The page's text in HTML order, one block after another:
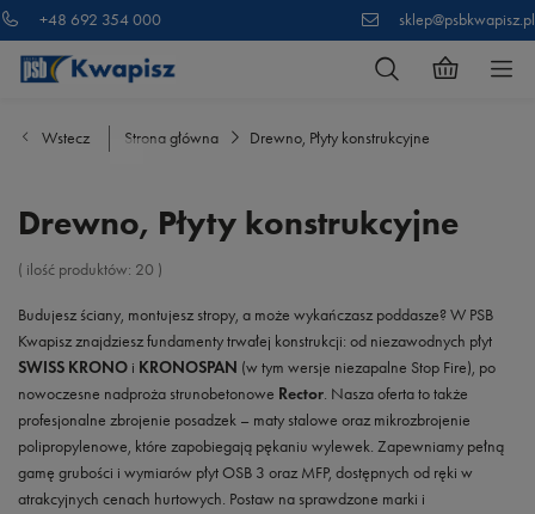
+48 692 354 000 sklep@psbkwapisz.pl
Wstecz Strona główna Drewno, Płyty konstrukcyjne
Drewno, Płyty konstrukcyjne
( ilość produktów: 20 )
Budujesz ściany, montujesz stropy, a może wykańczasz poddasze? W PSB
Kwapisz znajdziesz fundamenty trwałej konstrukcji: od niezawodnych płyt
SWISS KRONO i KRONOSPAN (w tym wersje niezapalne Stop Fire), po
nowoczesne nadproża strunobetonowe Rector. Nasza oferta to także
profesjonalne zbrojenie posadzek – maty stalowe oraz mikrozbrojenie
polipropylenowe, które zapobiegają pękaniu wylewek. Zapewniamy pełną
gamę grubości i wymiarów płyt OSB 3 oraz MFP, dostępnych od ręki w
atrakcyjnych cenach hurtowych. Postaw na sprawdzone marki i